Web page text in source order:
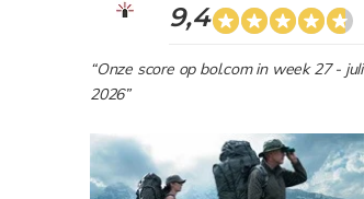
9,4
“Onze score op bol.com in week 27 - juli
2026”